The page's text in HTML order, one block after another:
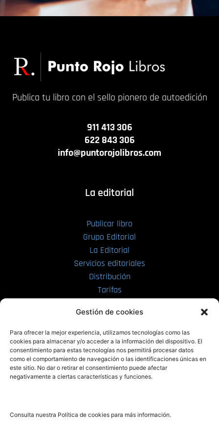
Gestión de cookies
Para ofrecer la mejor experiencia, utilizamos tecnologías como las
cookies para almacenar y/o acceder a la información del dispositivo. El
consentimiento para estas tecnologías nos permitirá procesar datos
como el comportamiento de navegación o las identificaciones únicas en
este sitio. No dar o retirar el consentimiento puede afectar
negativamente a ciertas características y funciones.
Consulta nuestra Política de cookies para más información.
Publica tu libro con el sello pionero de autoedición
911 413 306
622 843 306
info@puntorojolibros.com
La editorial
Publicar libro
Grupo Editorial
La Editorial
Servicios editoriales
Distribución
Tarifas
PRL | Films
PRL | Play
PRL | LAB
Noticias